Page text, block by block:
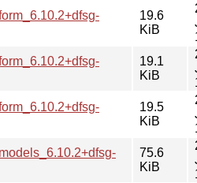
19.6
KiB
19.1
KiB
19.5
KiB
75.6
KiB